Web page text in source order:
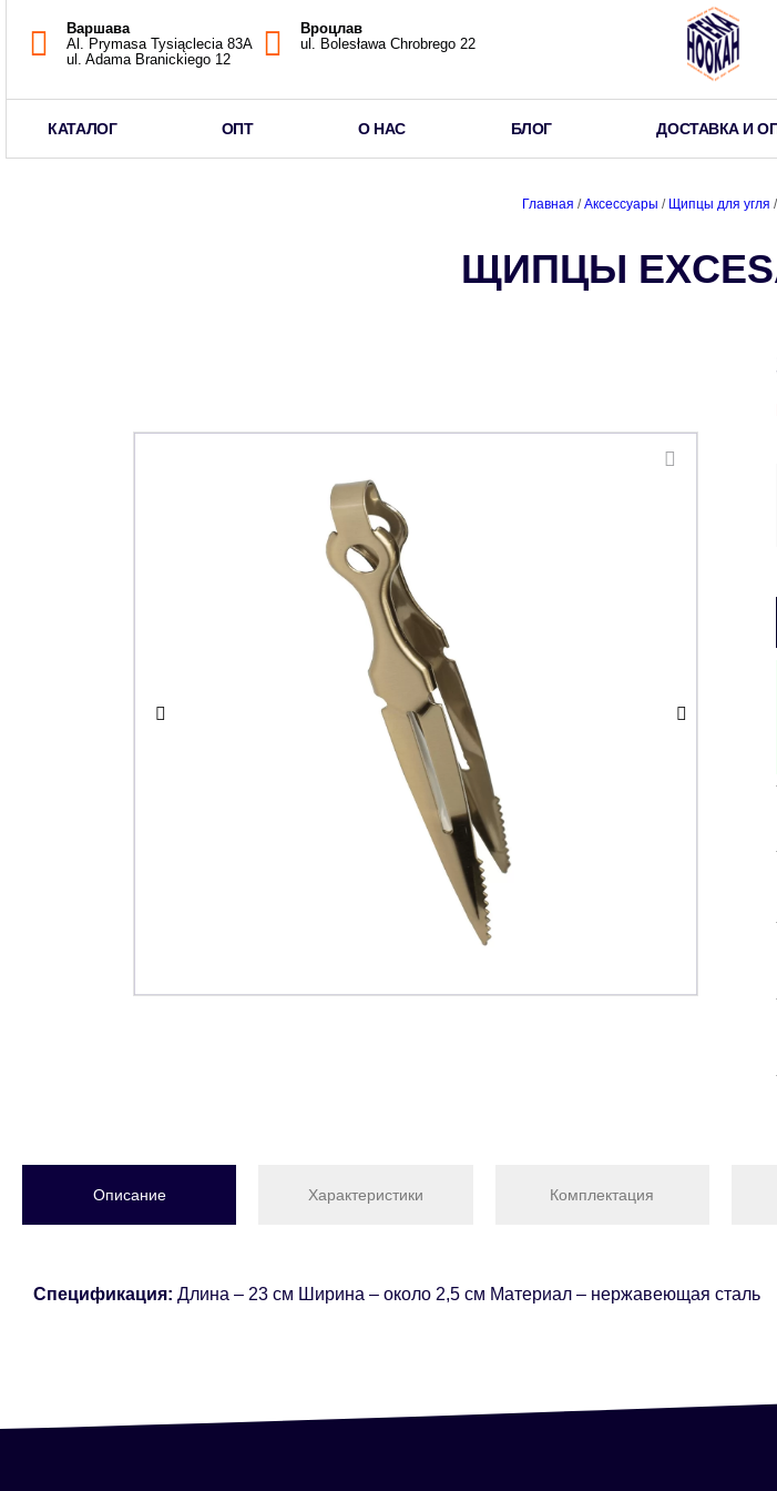
Варшава
Al. Prymasa Tysiąclecia 83A
ul. Adama Branickiego 12
Вроцлав
ul. Bolesława Chrobrego 22
КАТАЛОГ ОПТ О НАС БЛОГ ДОСТАВКА И
Главная /Аксессуары / Щипцы для угля
ЩИПЦЫ
Описание Характеристики Комплектация
Спецификация: Длина – 23 см Ширина – около 2,5 см Материал – нержавеющая сталь